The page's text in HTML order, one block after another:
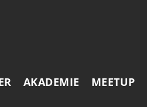
AKADEMIE MEETUP